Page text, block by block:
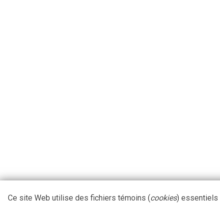
Ce site Web utilise des fichiers témoins (cookies) essentiels